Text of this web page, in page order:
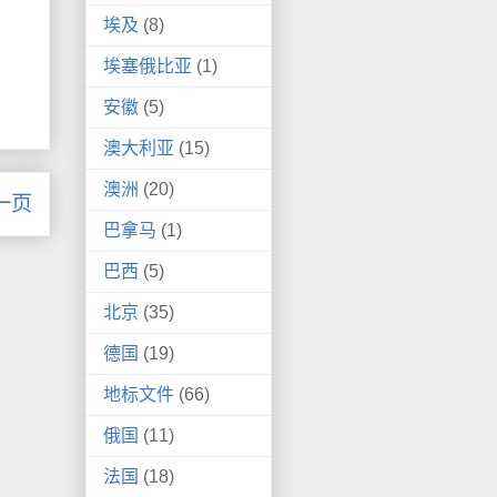
页
埃及 (8)
埃塞俄比亚 (1)
安徽 (5)
澳大利亚 (15)
澳洲 (20)
巴拿马 (1)
巴西 (5)
北京 (35)
德国 (19)
地标文件 (66)
俄国 (11)
法国 (18)